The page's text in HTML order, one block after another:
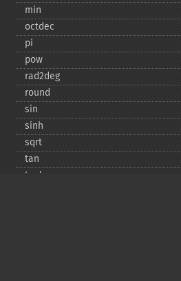
min
octdec
pi
pow
rad2deg
round
sin
sinh
sqrt
tan
tanh